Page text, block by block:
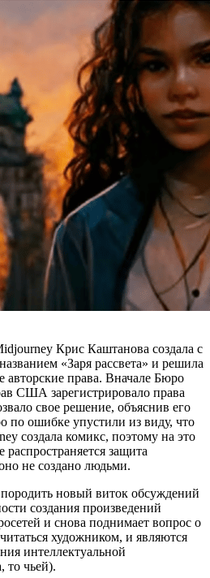
Крис Каштанова создала с
«Заря рассвета» и решила
авторские права. Вначале Бюро
США зарегистрировало права
свое решение, объяснив его
по ошибке упустили из виду, что
создала комикс, поэтому на это
распространяется защита
не создано людьми.
новый виток обсуждений
создания произведений
и снова поднимает вопрос о
художником, и являются
интеллектуальной
то чьей).